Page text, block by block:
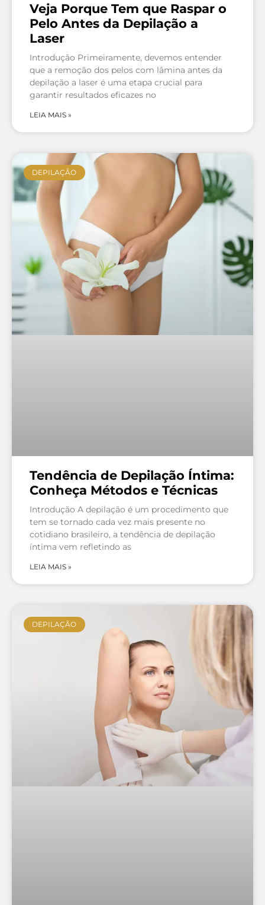
Veja Porque Tem que Raspar o
Pelo Antes da Depilação a
Laser
Introdução Primeiramente, devemos entender
que a remoção dos pelos com lâmina antes da
depilação a laser é uma etapa crucial para
garantir resultados eficazes no
LEIA MAIS »
DEPILAÇÃO
Tendência de Depilação Íntima:
Conheça Métodos e Técnicas
Introdução A depilação é um procedimento que
tem se tornado cada vez mais presente no
cotidiano brasileiro, a tendência de depilação
íntima vem refletindo as
LEIA MAIS »
DEPILAÇÃO